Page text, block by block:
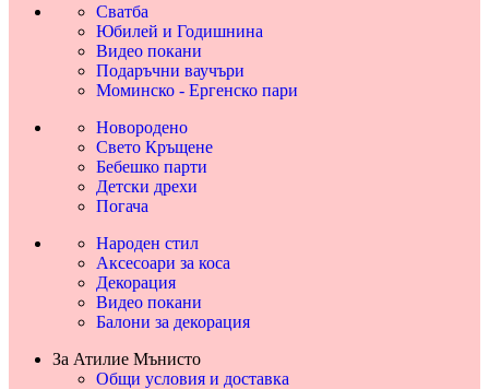
Сватба
Юбилей и Годишнина
Видео покани
Подаръчни ваучъри
Моминско - Ергенско пари
Новородено
Свето Кръщене
Бебешко парти
Детски дрехи
Погача
Народен стил
Аксесоари за коса
Декорация
Видео покани
Балони за декорация
За Атилие Мънисто
Общи условия и доставка